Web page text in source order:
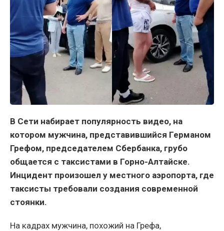
В Сети набирает популярность видео, на
котором мужчина, представившийся Германом
Грефом, председателем Сбербанка, грубо
общается с таксистами в Горно-Алтайске.
Инцидент произошел у местного аэропорта, где
таксисты требовали создания современной
стоянки.
На кадрах мужчина, похожий на Грефа,